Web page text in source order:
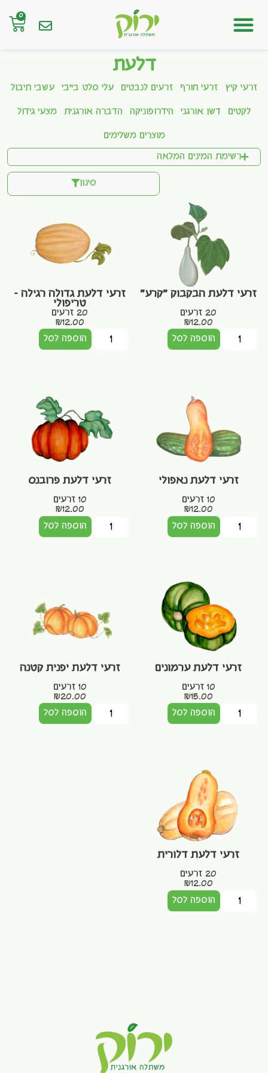
0
דלעת
זרעי קיץ זרעי חורף זרעים לנבטים עלי סלט בייבי עשבי תיבול
לקטים דשן אורגני הידרופוניקה הדברה אורגנית מצעי גידול
מוצרים משלימים
רשימת המינים המלאה
סינון
זרעי דלעת הבקבוק "קרע"
20 זרעים
₪12.00
הוספה לסל
זרעי דלעת גדולה רגילה –
טריפולי
20 זרעים
₪12.00
הוספה לסל
זרעי דלעת נאפולי
10 זרעים
₪12.00
הוספה לסל
זרעי דלעת פרובנס
10 זרעים
₪12.00
הוספה לסל
זרעי דלעת ערמונים
10 זרעים
₪15.00
הוספה לסל
זרעי דלעת יפנית קטנה
10 זרעים
₪20.00
הוספה לסל
זרעי דלעת דלורית
20 זרעים
₪12.00
הוספה לסל